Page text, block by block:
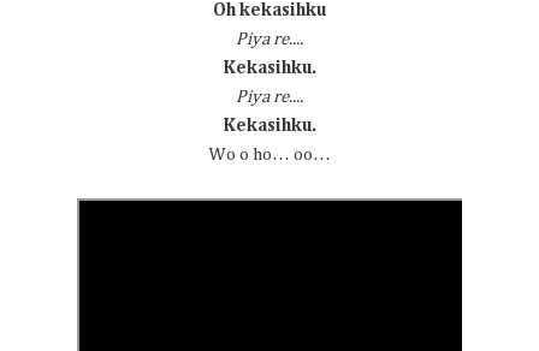
Oh kekasihku
Piya re....
Kekasihku.
Piya re....
Kekasihku.
Wo o ho… oo…